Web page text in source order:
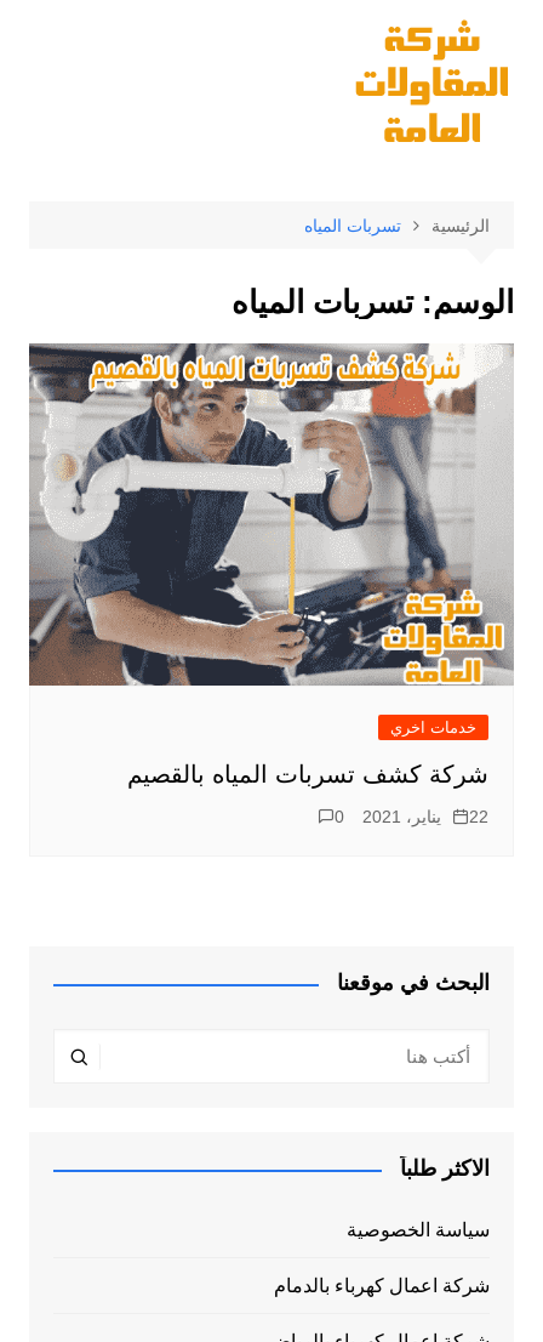
المحتوى
الرئيسية تسربات المياه
الوسم:تسربات المياه
خدمات اخري
شركة كشف تسربات المياه بالقصيم
22 يناير، 2021 0
البحث في موقعنا
الاكثر طلباً
سياسة الخصوصية
شركة اعمال كهرباء بالدمام